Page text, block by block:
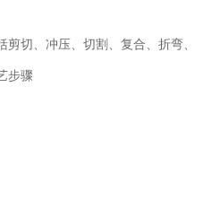
剪切、冲压、切割、复合、折弯、
步骤